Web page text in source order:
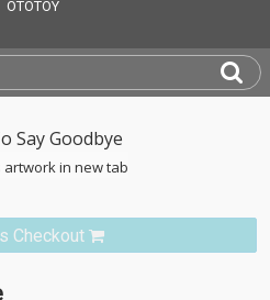
artwork in new tab
Checkout